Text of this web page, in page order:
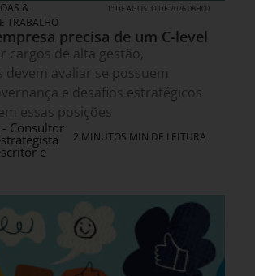
&
TRABALHO
1º DE AGOSTO DE 2026 08H00
precisa de um C-level
cargos de alta gestão,
devem avaliar se possuem
e desafios estratégicos
essas posições
Consultor
e
2 MINUTOS MIN DE LEITURA